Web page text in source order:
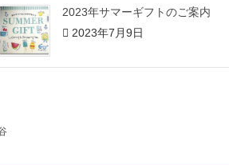
2023年サマーギフトのご案内
2023年7月9日